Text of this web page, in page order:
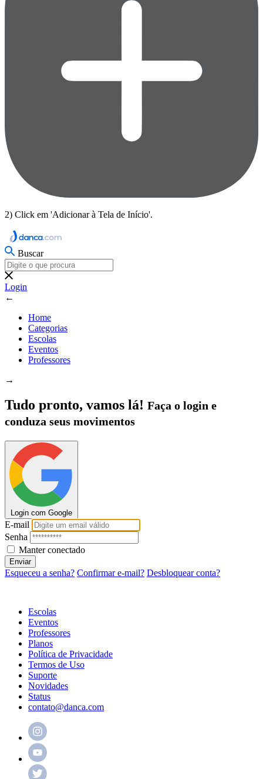
2) Click em 'Adicionar à Tela de Início'.
Buscar
Login
←
Home
Categorias
Escolas
Eventos
Professores
→
Tudo pronto, vamos lá! Faça o login e
conduza seus movimentos
Login com Google
E-mail
Senha
Manter conectado
Enviar
Esqueceu a senha? Confirmar e-mail? Desbloquear conta?
Escolas
Eventos
Professores
Planos
Política de Privacidade
Termos de Uso
Suporte
Novidades
Status
contato@danca.com